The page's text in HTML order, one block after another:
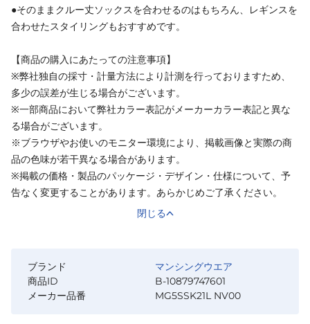
●そのままクルー丈ソックスを合わせるのはもちろん、レギンスを
合わせたスタイリングもおすすめです。
【商品の購入にあたっての注意事項】
※弊社独自の採寸・計量方法により計測を行っておりますため、
多少の誤差が生じる場合がございます。
※一部商品において弊社カラー表記がメーカーカラー表記と異な
る場合がございます。
※ブラウザやお使いのモニター環境により、掲載画像と実際の商
品の色味が若干異なる場合があります。
※掲載の価格・製品のパッケージ・デザイン・仕様について、予
告なく変更することがあります。あらかじめご了承ください。
閉じる
ブランド
マンシングウエア
商品ID
B-10879747601
メーカー品番
MG5SSK21L NV00